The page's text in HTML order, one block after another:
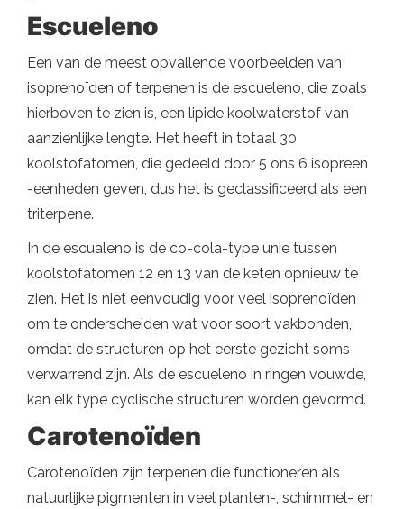
Escueleno
Een van de meest opvallende voorbeelden van
isoprenoïden of terpenen is de escueleno, die zoals
hierboven te zien is, een lipide koolwaterstof van
aanzienlijke lengte. Het heeft in totaal 30
koolstofatomen, die gedeeld door 5 ons 6 isopreen
-eenheden geven, dus het is geclassificeerd als een
triterpene.
In de escualeno is de co-cola-type unie tussen
koolstofatomen 12 en 13 van de keten opnieuw te
zien. Het is niet eenvoudig voor veel isoprenoïden
om te onderscheiden wat voor soort vakbonden,
omdat de structuren op het eerste gezicht soms
verwarrend zijn. Als de escueleno in ringen vouwde,
kan elk type cyclische structuren worden gevormd.
Carotenoïden
Carotenoïden zijn terpenen die functioneren als
natuurlijke pigmenten in veel planten-, schimmel- en